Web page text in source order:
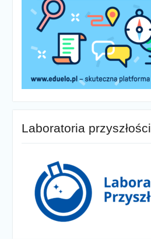
Laboratoria przyszłości